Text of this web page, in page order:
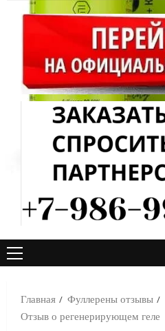
ОСНОВНОЕ
Главная
Фуллерены отзывы
Отзыв о регенерирующем геле